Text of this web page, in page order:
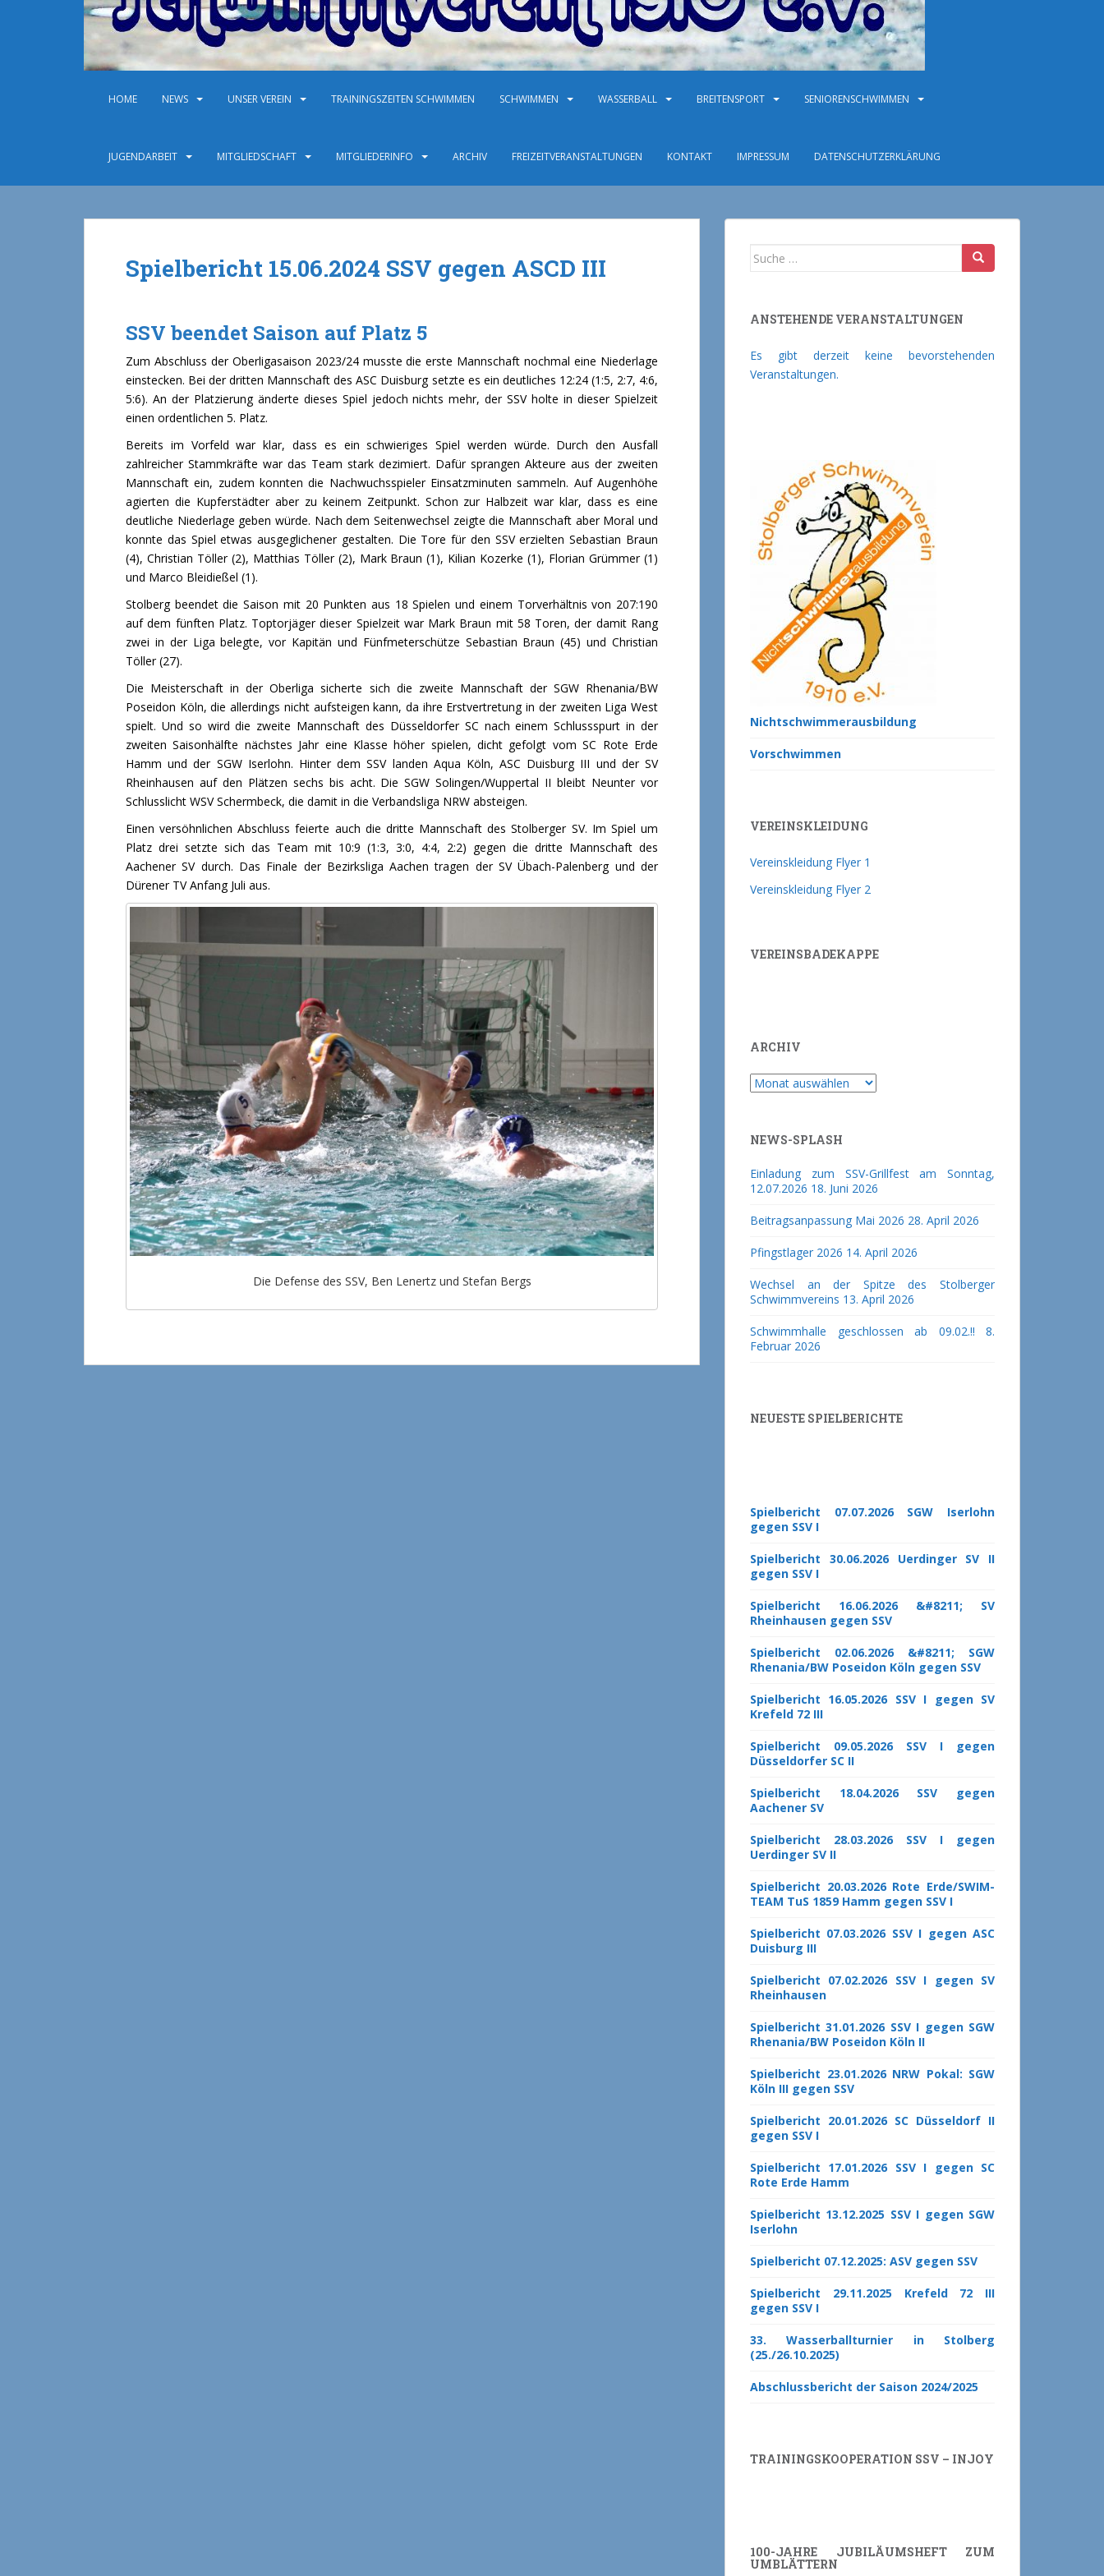
HOME NEWS UNSER VEREIN TRAININGSZEITEN SCHWIMMEN SCHWIMMEN WASSERBALL BREITENSPORT SENIORENSCHWIMMEN
JUGENDARBEIT MITGLIEDSCHAFT MITGLIEDERINFO ARCHIV FREIZEITVERANSTALTUNGEN KONTAKT IMPRESSUM DATENSCHUTZERKLÄRUNG
Spielbericht 15.06.2024 SSV gegen ASCD III
SSV beendet Saison auf Platz 5
Zum Abschluss der Oberligasaison 2023/24 musste die erste Mannschaft nochmal eine Niederlage
einstecken. Bei der dritten Mannschaft des ASC Duisburg setzte es ein deutliches 12:24 (1:5, 2:7, 4:6,
5:6). An der Platzierung änderte dieses Spiel jedoch nichts mehr, der SSV holte in dieser Spielzeit
einen ordentlichen 5. Platz.
Bereits im Vorfeld war klar, dass es ein schwieriges Spiel werden würde. Durch den Ausfall
zahlreicher Stammkräfte war das Team stark dezimiert. Dafür sprangen Akteure aus der zweiten
Mannschaft ein, zudem konnten die Nachwuchsspieler Einsatzminuten sammeln. Auf Augenhöhe
agierten die Kupferstädter aber zu keinem Zeitpunkt. Schon zur Halbzeit war klar, dass es eine
deutliche Niederlage geben würde. Nach dem Seitenwechsel zeigte die Mannschaft aber Moral und
konnte das Spiel etwas ausgeglichener gestalten. Die Tore für den SSV erzielten Sebastian Braun
(4), Christian Töller (2), Matthias Töller (2), Mark Braun (1), Kilian Kozerke (1), Florian Grümmer (1)
und Marco Bleidießel (1).
Stolberg beendet die Saison mit 20 Punkten aus 18 Spielen und einem Torverhältnis von 207:190
auf dem fünften Platz. Toptorjäger dieser Spielzeit war Mark Braun mit 58 Toren, der damit Rang
zwei in der Liga belegte, vor Kapitän und Fünfmeterschütze Sebastian Braun (45) und Christian
Töller (27).
Die Meisterschaft in der Oberliga sicherte sich die zweite Mannschaft der SGW Rhenania/BW
Poseidon Köln, die allerdings nicht aufsteigen kann, da ihre Erstvertretung in der zweiten Liga West
spielt. Und so wird die zweite Mannschaft des Düsseldorfer SC nach einem Schlussspurt in der
zweiten Saisonhälfte nächstes Jahr eine Klasse höher spielen, dicht gefolgt vom SC Rote Erde
Hamm und der SGW Iserlohn. Hinter dem SSV landen Aqua Köln, ASC Duisburg III und der SV
Rheinhausen auf den Plätzen sechs bis acht. Die SGW Solingen/Wuppertal II bleibt Neunter vor
Schlusslicht WSV Schermbeck, die damit in die Verbandsliga NRW absteigen.
Einen versöhnlichen Abschluss feierte auch die dritte Mannschaft des Stolberger SV. Im Spiel um
Platz drei setzte sich das Team mit 10:9 (1:3, 3:0, 4:4, 2:2) gegen die dritte Mannschaft des
Aachener SV durch. Das Finale der Bezirksliga Aachen tragen der SV Übach-Palenberg und der
Dürener TV Anfang Juli aus.
Die Defense des SSV, Ben Lenertz und Stefan Bergs
Suche nach:
ANSTEHENDE VERANSTALTUNGEN
Es gibt derzeit keine bevorstehenden
Veranstaltungen.
Nichtschwimmerausbildung
Vorschwimmen
VEREINSKLEIDUNG
Vereinskleidung Flyer 1
Vereinskleidung Flyer 2
VEREINSBADEKAPPE
ARCHIV
Archiv
NEWS-SPLASH
Einladung zum SSV-Grillfest am Sonntag,
12.07.2026 18. Juni 2026
Beitragsanpassung Mai 2026 28. April 2026
Pfingstlager 2026 14. April 2026
Wechsel an der Spitze des Stolberger
Schwimmvereins 13. April 2026
Schwimmhalle geschlossen ab 09.02.!!
8.
Februar 2026
NEUESTE SPIELBERICHTE
Spielbericht 07.07.2026 SGW Iserlohn
gegen SSV I
Spielbericht 30.06.2026 Uerdinger SV II
gegen SSV I
Spielbericht 16.06.2026 &#8211; SV
Rheinhausen gegen SSV
Spielbericht 02.06.2026 &#8211; SGW
Rhenania/BW Poseidon Köln gegen SSV
Spielbericht 16.05.2026 SSV I gegen SV
Krefeld 72 III
Spielbericht 09.05.2026 SSV I gegen
Düsseldorfer SC II
Spielbericht 18.04.2026 SSV gegen
Aachener SV
Spielbericht 28.03.2026 SSV I gegen
Uerdinger SV II
Spielbericht 20.03.2026 Rote Erde/SWIM-
TEAM TuS 1859 Hamm gegen SSV I
Spielbericht 07.03.2026 SSV I gegen ASC
Duisburg III
Spielbericht 07.02.2026 SSV I gegen SV
Rheinhausen
Spielbericht 31.01.2026 SSV I gegen SGW
Rhenania/BW Poseidon Köln II
Spielbericht 23.01.2026 NRW Pokal: SGW
Köln III gegen SSV
Spielbericht 20.01.2026 SC Düsseldorf II
gegen SSV I
Spielbericht 17.01.2026 SSV I gegen SC
Rote Erde Hamm
Spielbericht 13.12.2025 SSV I gegen SGW
Iserlohn
Spielbericht 07.12.2025: ASV gegen SSV
Spielbericht 29.11.2025 Krefeld 72 III
gegen SSV I
33. Wasserballturnier in Stolberg
(25./26.10.2025)
Abschlussbericht der Saison 2024/2025
TRAININGSKOOPERATION SSV – INJOY
100-JAHRE JUBILÄUMSHEFT ZUM
UMBLÄTTERN